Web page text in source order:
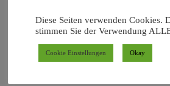
Diese Seiten verwenden Cookies.
stimmen Sie der Verwendung
Cookie Einstellungen Okay